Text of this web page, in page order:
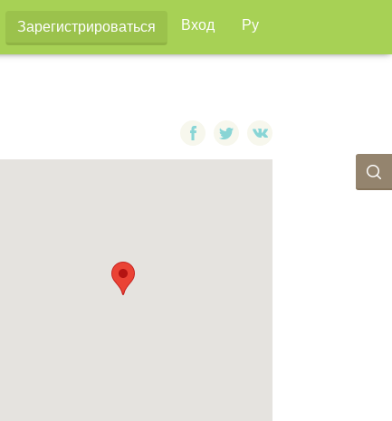
Зарегистрироваться Вход Ру